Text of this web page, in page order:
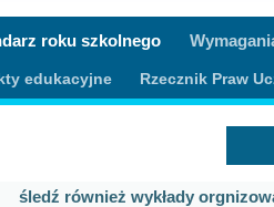
śledź również wykłady
edukacyjne Rzecznik Praw
roku szkolnegoPomoc
i sprawdziany
Sprawdzian kompetencji